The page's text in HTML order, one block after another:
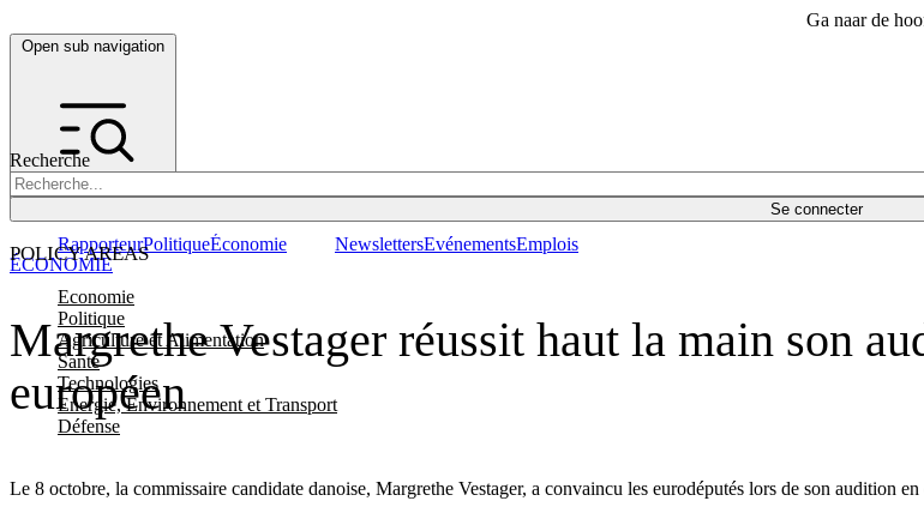
Ga naar de
Open sub navigation
Recherche
Se connecter
POLICY AREAS
Economie
Politique
Agriculture et Alimentation
Santé
Technologies
Energie, Environnement et Transport
Défense
RapporteurPolitiqueÉconomie NewslettersEvénementsEmplois
Margrethe Vestager réussit haut la main son
européen
Le 8 octobre, la commissaire candidate danoise, Margrethe Vestager, a convaincu les eurodéputés lors de son audition
ÉCONOMIE